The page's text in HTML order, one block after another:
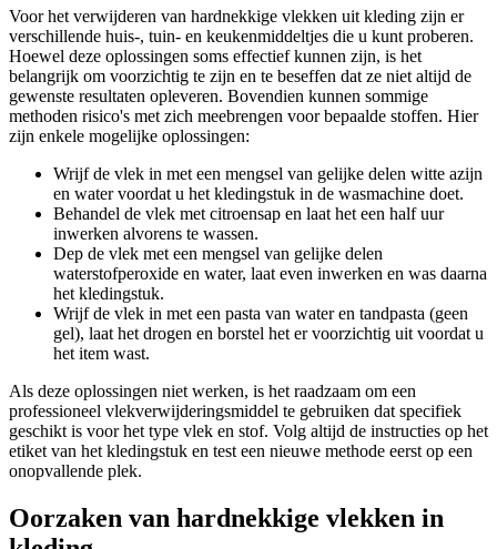
Voor het verwijderen van hardnekkige vlekken uit kleding zijn er
verschillende huis-, tuin- en keukenmiddeltjes die u kunt proberen.
Hoewel deze oplossingen soms effectief kunnen zijn, is het
belangrijk om voorzichtig te zijn en te beseffen dat ze niet altijd de
gewenste resultaten opleveren. Bovendien kunnen sommige
methoden risico's met zich meebrengen voor bepaalde stoffen. Hier
zijn enkele mogelijke oplossingen:
Wrijf de vlek in met een mengsel van gelijke delen witte azijn
en water voordat u het kledingstuk in de wasmachine doet.
Behandel de vlek met citroensap en laat het een half uur
inwerken alvorens te wassen.
Dep de vlek met een mengsel van gelijke delen
waterstofperoxide en water, laat even inwerken en was daarna
het kledingstuk.
Wrijf de vlek in met een pasta van water en tandpasta (geen
gel), laat het drogen en borstel het er voorzichtig uit voordat u
het item wast.
Als deze oplossingen niet werken, is het raadzaam om een
professioneel vlekverwijderingsmiddel te gebruiken dat specifiek
geschikt is voor het type vlek en stof. Volg altijd de instructies op het
etiket van het kledingstuk en test een nieuwe methode eerst op een
onopvallende plek.
Oorzaken van hardnekkige vlekken in